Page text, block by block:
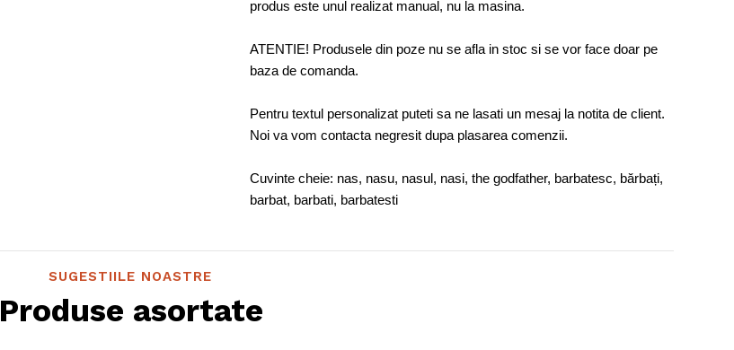
produs este unul realizat manual, nu la masina.
ATENTIE! Produsele din poze nu se afla in stoc si se vor face doar pe
baza de comanda.
Pentru textul personalizat puteti sa ne lasati un mesaj la notita de client.
Noi va vom contacta negresit dupa plasarea comenzii.
Cuvinte cheie: nas, nasu, nasul, nasi, the godfather, barbatesc, bărbați,
barbat, barbati, barbatesti
SUGESTIILE NOASTRE
Produse asortate